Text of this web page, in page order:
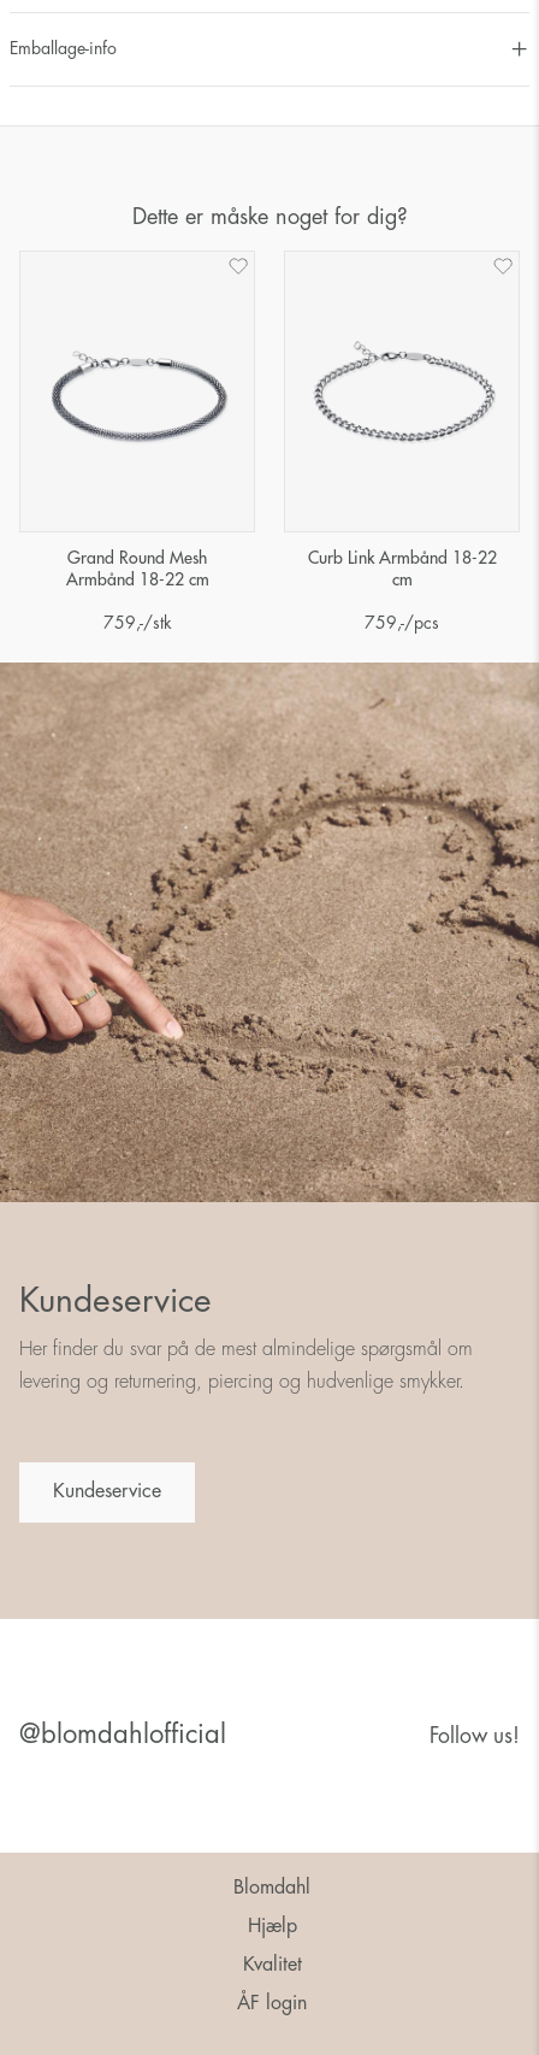
Emballage-info
Dette er måske noget for dig?
Grand Round Mesh
Armbånd 18-22 cm
759 ,-/stk
Curb Link Armbånd 18-22
cm
759 ,-/pcs
Kundeservice
Her finder du svar på de mest almindelige spørgsmål om
levering og returnering, piercing og hudvenlige smykker.
Kundeservice
@blomdahlofficial Follow us!
Blomdahl
Hjælp
Kvalitet
ÅF login